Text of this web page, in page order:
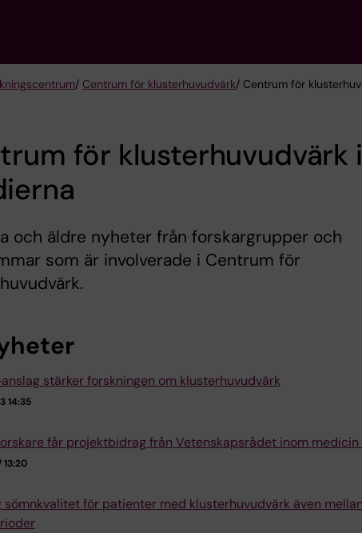
/ Centrum för klusterhuvudvärk/ Centrum för
för klusterhuvudvärk i
och äldre nyheter från forskargrupper och
som är involverade i Centrum för
stärker forskningen om klusterhuvudvärk
14:35
får projektbidrag från Vetenskapsrådet inom medicin
sömnkvalitet för patienter med klusterhuvudvärk även